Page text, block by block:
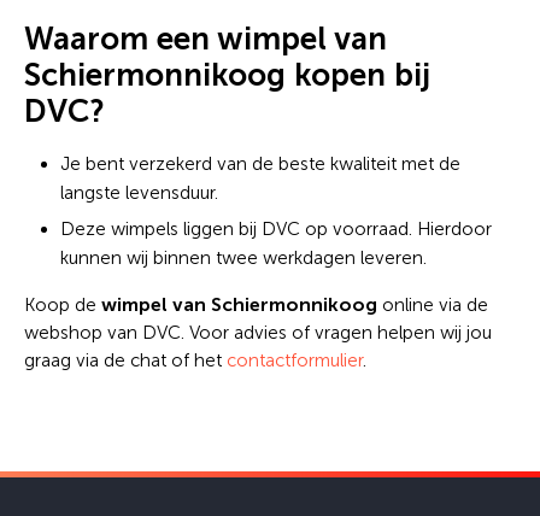
Waarom een wimpel van
Schiermonnikoog kopen bij
DVC?
Je bent verzekerd van de beste kwaliteit met de
langste levensduur.
Deze wimpels liggen bij DVC op voorraad. Hierdoor
kunnen wij binnen twee werkdagen leveren.
Koop de wimpel van Schiermonnikoog online via de
webshop van DVC. Voor advies of vragen helpen wij jou
graag via de chat of het contactformulier.